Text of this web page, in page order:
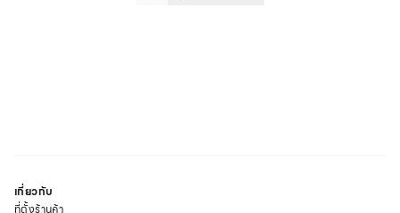
เกี่ยวกับ
ที่ตั้งร้านค้า